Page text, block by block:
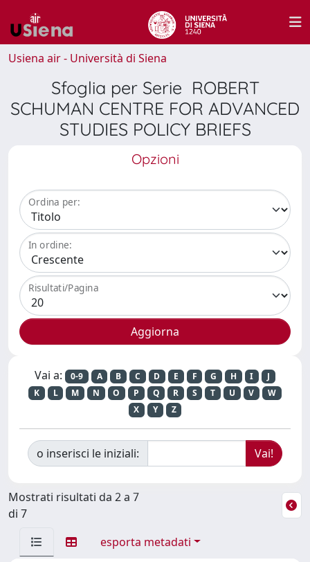
Usiena air - Università di Siena
Sfoglia per Serie ROBERT
SCHUMAN CENTRE FOR ADVANCED
STUDIES POLICY BRIEFS
Opzioni
Ordina per:
In ordine:
Risultati/Pagina
Vai a: 0-9 A B C D E F G H I
J
K
L M N O P Q R S T U V
W
X
Y Z
o inserisci le iniziali:
Mostrati risultati da 2 a 7
di 7
esporta metadati